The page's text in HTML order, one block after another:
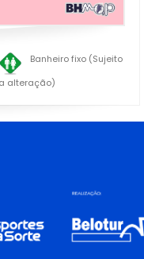
Banheiro fixo (Sujeito
a alteração)